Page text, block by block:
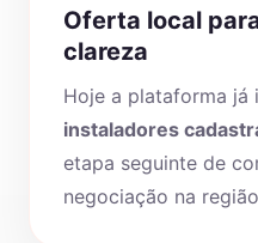
Oferta local
clareza
Hoje a plataforma já
instaladores
etapa seguinte de
negociação na